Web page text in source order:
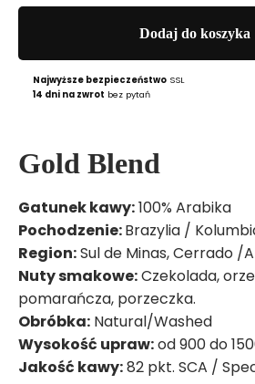
Kawa
Dodaj do koszyka
Najwyższe bezpieczeństwo SSL
14 dni na zwrot bez pytań
Gold Blend
Gatunek kawy:100% Arabika
Pochodzenie:Brazylia /
Region:Sul de Minas, Cerrado /
Nuty smakowe:Czekolada,
pomarańcza, porzeczka.
Obróbka: Natural/Washed
Wysokość upraw:od 900 do
Jakość kawy:82 pkt. SCA /